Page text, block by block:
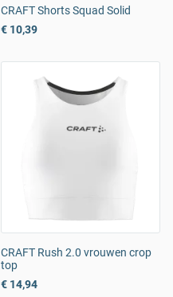
CRAFT Shorts Squad Solid
€ 10,39
CRAFT Rush 2.0 vrouwen crop
top
€ 14,94